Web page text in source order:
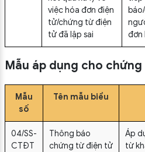
việc hóa đơn điện
tử/chứng từ điện
tử đã lập sai
đơn
Mẫu áp dụng cho
Mẫu
số
Tên mẫu biểu
04/SS-
CTĐT
Thông báo
chứng từ điện tử
Áp
từ